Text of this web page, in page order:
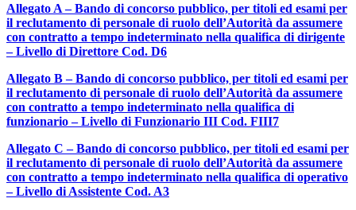
Allegato A – Bando di concorso pubblico, per titoli ed esami per
il reclutamento di personale di ruolo dell’Autorità da assumere
con contratto a tempo indeterminato nella qualifica di dirigente
– Livello di Direttore Cod. D6
Allegato B – Bando di concorso pubblico, per titoli ed esami per
il reclutamento di personale di ruolo dell’Autorità da assumere
con contratto a tempo indeterminato nella qualifica di
funzionario – Livello di Funzionario III Cod. FIII7
Allegato C – Bando di concorso pubblico, per titoli ed esami per
il reclutamento di personale di ruolo dell’Autorità da assumere
con contratto a tempo indeterminato nella qualifica di operativo
– Livello di Assistente Cod. A3